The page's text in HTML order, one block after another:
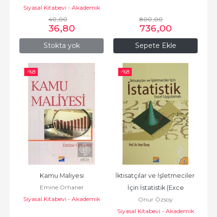
Stokta yok
Siyasal Kitabevi - Akademik
Kitaplar
40,00
36,80
Sepete Ekle
800,00
736,00
-%8
Kamu Maliyesi
Emine Orhaner
Siyasal Kitabevi - Akademik
-%8
İktisatçılar ve İşletmeciler
İçin İstatistik (Exce
Onur Özsoy
Siyasal Kitabevi - Akademik